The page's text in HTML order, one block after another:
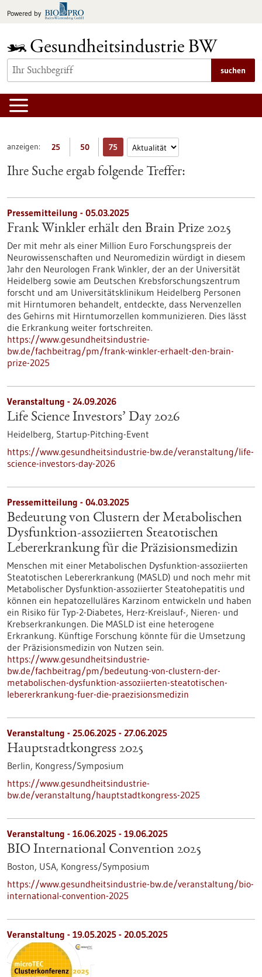
Inhalt
Powered by
suchen
anzeigen: 25 50 75
Ihre Suche ergab folgende Treffer:
Pressemitteilung - 05.03.2025
Frank Winkler erhält den Brain Prize 2025
Der mit mehr als einer Million Euro Forschungspreis der
Neurowissenschaften und Neuromedizin würdigt in diesem
Jahr den Neurologen Frank Winkler, der an der Universität
Heidelberg sowie am Deutschen Krebsforschungszentrum
forscht und am Universitätsklinikum Heidelberg Personen
mit Hirntumoren behandelt, entdeckte, dass Nervenzellen
des Gehirns mit Hirntumorzellen kommunizieren. Dies lässt
die Erkrankung weiter fortschreiten.
https://www.gesundheitsindustrie-
bw.de/fachbeitrag/pm/frank-winkler-erhaelt-den-brain-
prize-2025
Veranstaltung - 24.09.2026
Life Science Investors’ Day 2026
Heidelberg, Startup-Pitching-Event
https://www.gesundheitsindustrie-bw.de/veranstaltung/life-
science-investors-day-2026
Pressemitteilung - 04.03.2025
Bedeutung von Clustern der Metabolischen
Dysfunktion-assoziierten Steatotischen
Lebererkrankung für die Präzisionsmedizin
Menschen mit einer Metabolischen Dysfunktion-assoziierten
Steatotischen Lebererkrankung (MASLD) und noch mehr mit
Metabolischer Dysfunktion-assoziierter Steatohepatitis und
können ein hepatozelluläres Karzinom entwickeln und haben
ein Risiko für Typ-2-Diabetes, Herz-Kreislauf-, Nieren- und
Krebserkrankungen. Die MASLD ist eine heterogene
Erkrankung. Künftige Forschung könnte für die Umsetzung
der Präzisionsmedizin von Nutzen sein.
https://www.gesundheitsindustrie-
bw.de/fachbeitrag/pm/bedeutung-von-clustern-der-
metabolischen-dysfunktion-assoziierten-steatotischen-
lebererkrankung-fuer-die-praezisionsmedizin
Veranstaltung - 25.06.2025 - 27.06.2025
Hauptstadtkongress 2025
Berlin, Kongress/Symposium
https://www.gesundheitsindustrie-
bw.de/veranstaltung/hauptstadtkongress-2025
Veranstaltung - 16.06.2025 - 19.06.2025
BIO International Convention 2025
Boston, USA, Kongress/Symposium
https://www.gesundheitsindustrie-bw.de/veranstaltung/bio-
international-convention-2025
Veranstaltung - 19.05.2025 - 20.05.2025